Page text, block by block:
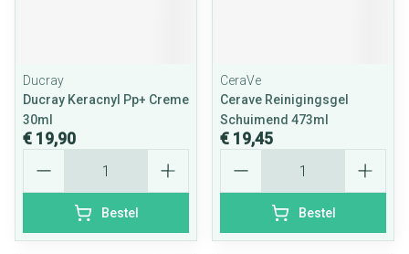
Ducray
Ducray Keracnyl Pp+ Creme
30ml
€ 19,90
Bestel
CeraVe
Cerave Reinigingsgel
Schuimend 473ml
€ 19,45
Bestel